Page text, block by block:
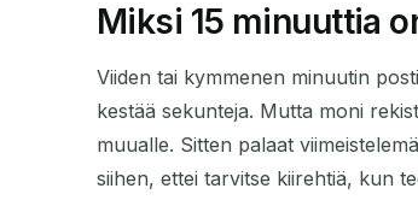
Miksi 15 minuuttia
Viiden tai kymmenen minuutin
kestää sekunteja. Mutta moni
muualle. Sitten palaat
siihen, ettei tarvitse kiirehtiä, kun